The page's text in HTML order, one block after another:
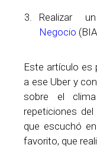
Realizar
Negocio
Este artículo es
a ese Uber y
sobre el
repeticiones
que escuchó
favorito, que